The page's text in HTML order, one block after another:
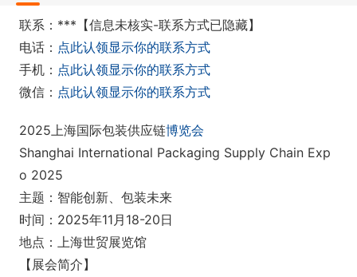
联系：***【信息未核实-联系方式已隐藏】
电话： 点此认领显示你的联系方式
手机： 点此认领显示你的联系方式
微信： 点此认领显示你的联系方式
2025上海国际包装供应链博览会
Shanghai International Packaging Supply Chain Exp
o 2025
主题：智能创新、包装未来
时间：2025年11月18-20日
地点：上海世贸展览馆
【展会简介】